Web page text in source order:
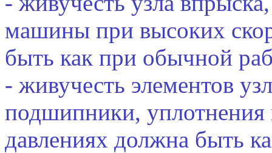
машины при высоких
быть как при обычной
- живучесть элементов
подшипники, уплотнения
давлениях должна быть